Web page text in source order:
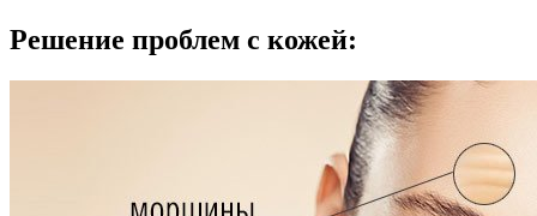
Решение проблем с кожей: